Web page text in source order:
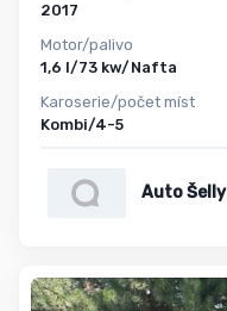
2017
Motor/palivo
1,6 l/73 kw/Nafta
Karoserie/počet míst
Kombi/4-5
Auto Šelly